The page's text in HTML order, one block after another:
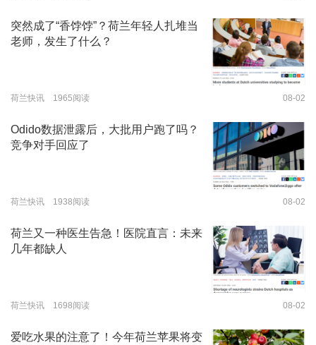
突然成了“香饽饽”？荷兰年轻人扎堆当
老师，发生了什么？
荷兰快讯 1965阅读 08-02
Odido数据泄露后，大批用户跑了吗？
竞争对手回应了
荷兰快讯 1938阅读 08-02
荷兰又一种医生告急！医院直言：未来
几年都缺人
荷兰快讯 1698阅读 08-02
爱吃水果的注意了！今年荷兰苹果将变